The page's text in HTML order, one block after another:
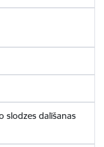
slodzes dalīšanas